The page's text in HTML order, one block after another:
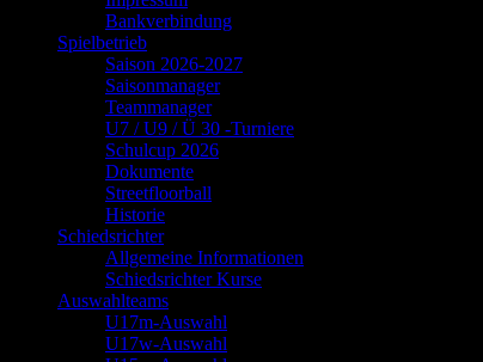
Bankverbindung
Spielbetrieb
Saison 2026-2027
Saisonmanager
Teammanager
U7 / U9 / Ü 30 -Turniere
Schulcup 2026
Dokumente
Streetfloorball
Historie
Schiedsrichter
Allgemeine Informationen
Schiedsrichter Kurse
Auswahlteams
U17m-Auswahl
U17w-Auswahl